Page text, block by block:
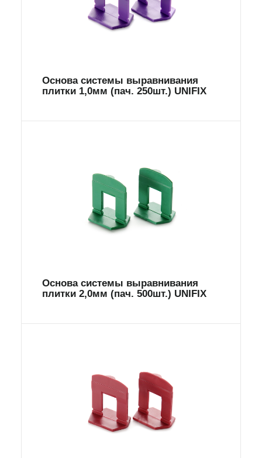
Основа системы выравнивания
плитки 1,0мм (пач. 250шт.) UNIFIX
Основа системы выравнивания
плитки 2,0мм (пач. 500шт.) UNIFIX